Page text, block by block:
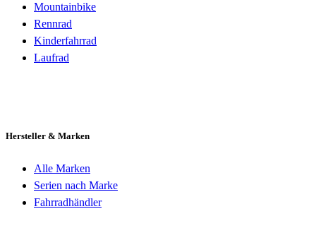
Mountainbike
Rennrad
Kinderfahrrad
Laufrad
Hersteller & Marken
Alle Marken
Serien nach Marke
Fahrradhändler